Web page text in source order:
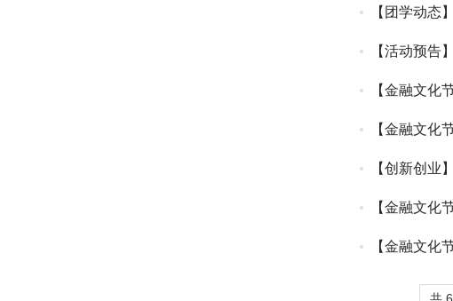
【团学动态
【活动预告
【金融文化
【金融文化
【创新创业
【金融文化
【金融文化